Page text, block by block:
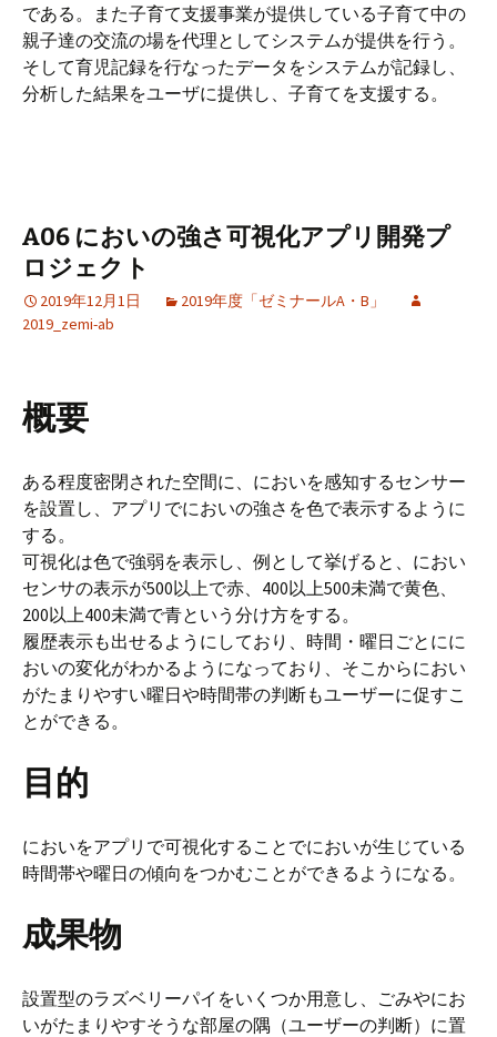
である。また子育て支援事業が提供している子育て中の
親子達の交流の場を代理としてシステムが提供を行う。
そして育児記録を行なったデータをシステムが記録し、
分析した結果をユーザに提供し、子育てを支援する。
A06 においの強さ可視化アプリ開発プ
ロジェクト
2019年12月1日
2019年度「ゼミナールA・B」
2019_zemi-ab
概要
ある程度密閉された空間に、においを感知するセンサー
を設置し、アプリでにおいの強さを色で表示するように
する。
可視化は色で強弱を表示し、例として挙げると、におい
センサの表示が500以上で赤、400以上500未満で黄色、
200以上400未満で青という分け方をする。
履歴表示も出せるようにしており、時間・曜日ごとにに
おいの変化がわかるようになっており、そこからにおい
がたまりやすい曜日や時間帯の判断もユーザーに促すこ
とができる。
目的
においをアプリで可視化することでにおいが生じている
時間帯や曜日の傾向をつかむことができるようになる。
成果物
設置型のラズベリーパイをいくつか用意し、ごみやにお
いがたまりやすそうな部屋の隅（ユーザーの判断）に置